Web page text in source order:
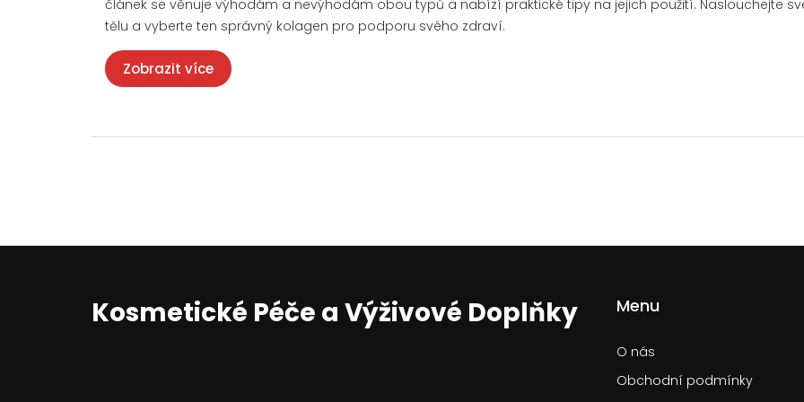
článek se věnuje výhodám a nevýhodám obou typů a nabízí praktické tipy na jejich použití. Naslouchejte
tělu a vyberte ten správný kolagen pro podporu svého zdraví.
Zobrazit více
Kosmetické Péče a Výživové Doplňky Menu
O nás
Obchodní podmínky